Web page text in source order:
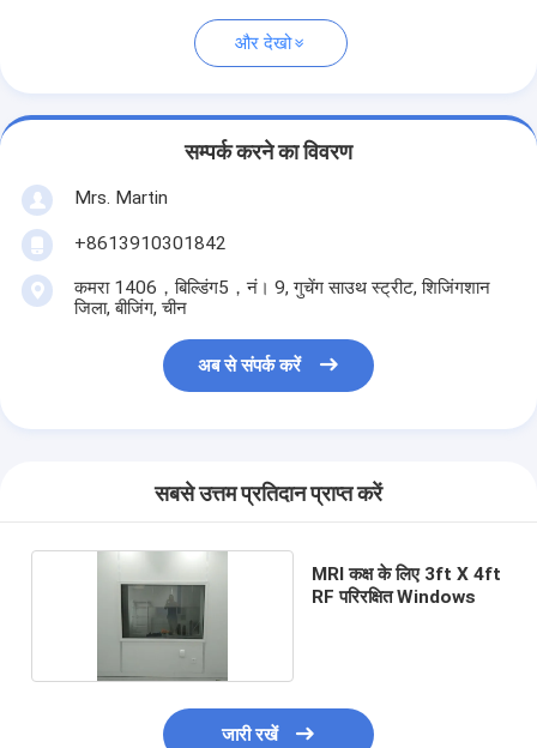
और देखो
सम्पर्क करने का विवरण
Mrs. Martin
+8613910301842
कमरा 1406，बिल्डिंग5，नं। 9, गुचेंग साउथ स्ट्रीट, शिजिंगशान
जिला, बीजिंग, चीन
अब से संपर्क करें
सबसे उत्तम प्रतिदान प्राप्त करें
MRI कक्ष के लिए 3ft X 4ft
RF परिरक्षित Windows
जारी रखें